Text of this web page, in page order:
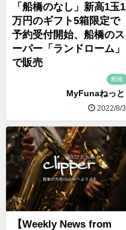
「船橋のなし」新高1玉1
万円のギフト5箱限定で
予約受付開始、船橋のス
ーパー「ランドローム」
で販売
船橋
MyFunaねっと
2022/8/3
【Weekly News from